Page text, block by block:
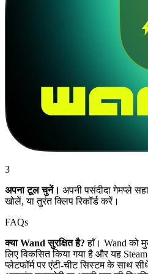
3
अपना टूल चुनें। अपनी पसंदीदा गेमप्ले
खोलें, या तुरंत क्लिप रिकॉर्ड करें।
FAQs
क्या Wand सुरक्षित है? हाँ। Wand को
लिए विकसित किया गया है और यह
प्लेटफॉर्म पर एंटी-चीट सिस्टम के साथ